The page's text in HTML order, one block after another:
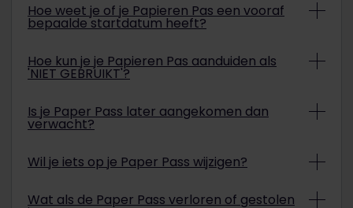
Hoe weet je of je Papieren Pas een vooraf
bepaalde startdatum heeft?
startdatum als er een datum direct rechts van
het briefje met de tekst 'GELDIG:' op de Papieren
onze klantenservice voor verdere hulp.
Hoe kun je je Papieren Pas aanduiden als
'NIET GEBRUIKT'?
duiden, moet je een spoorwegbeambte in Europa
vragen om je Papieren Pas
bestempelen.
Is je Paper Pass later aangekomen dan
verwacht?
leverdatum, aarzel dan niet om contact op te
Wil je iets op je Paper Pass wijzigen?
de gegevens niet meer worden gewijzigd. Als je
Wat als de Paper Pass verloren of gestolen